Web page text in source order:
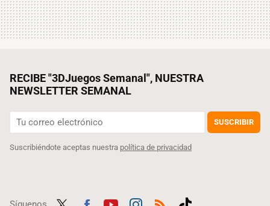
RECIBE "3DJuegos Semanal", NUESTRA
NEWSLETTER SEMANAL
SUSCRIBIR
Suscribiéndote aceptas nuestra política de privacidad